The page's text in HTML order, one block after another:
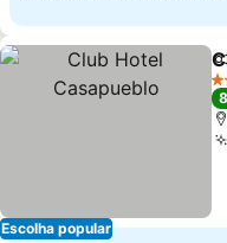
Escolha popular
3